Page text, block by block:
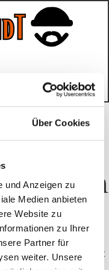
Über Cookies
und Anzeigen zu
Medien anbieten
Website zu
zu Ihrer
Partner für
weiter. Unsere
sich
Shop ist in Arbeit